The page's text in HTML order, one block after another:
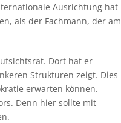
Ausrichtung hat
als der Fachmann, der am
Dort hat er
Strukturen zeigt. Dies
erwarten können.
Denn hier sollte mit